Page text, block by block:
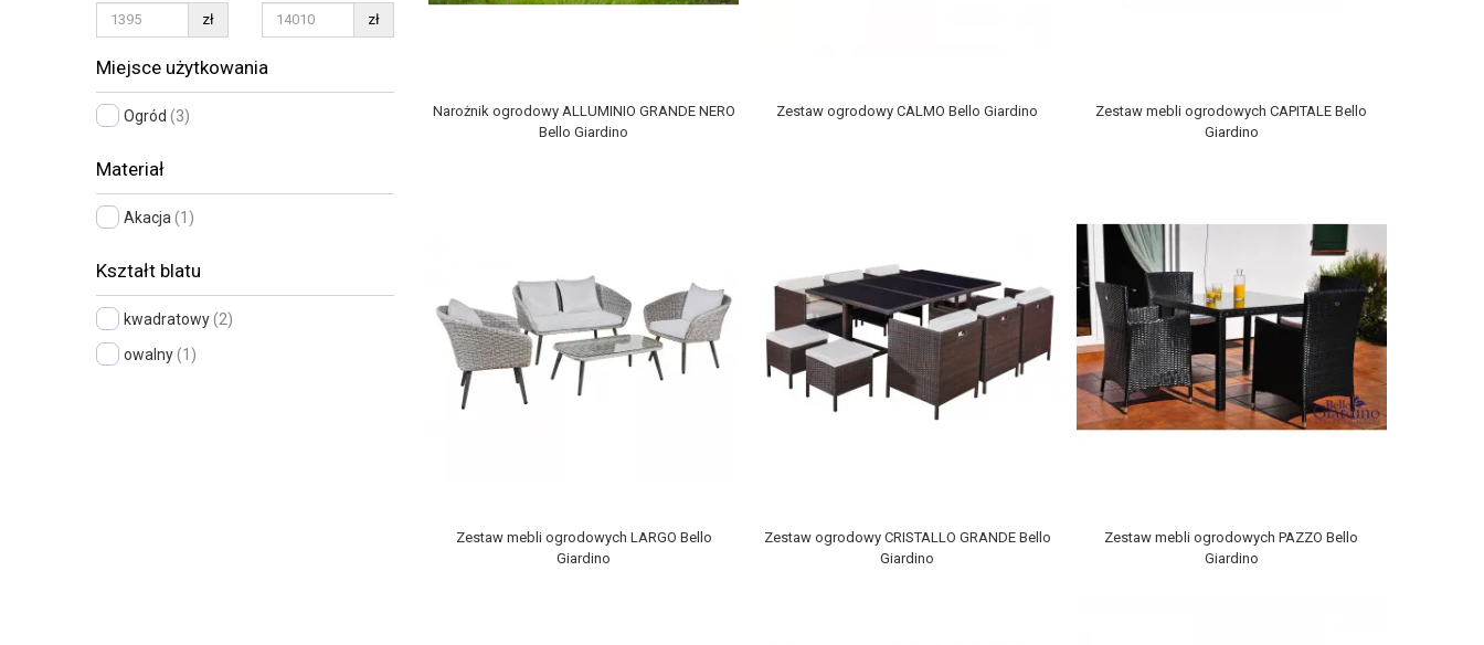
zł zł
Miejsce użytkowania
Ogród (3)
Materiał
Akacja (1)
Kształt blatu
kwadratowy(2)
owalny(1)
Narożnik ogrodowy ALLUMINIO GRANDE NERO
Bello Giardino
Zestaw ogrodowy CALMO Bello Giardino
Zestaw mebli ogrodowych CAPITALE Bello
Giardino
Zestaw mebli ogrodowych LARGO Bello
Giardino
Zestaw ogrodowy CRISTALLO GRANDE Bello
Giardino
Zestaw mebli ogrodowych PAZZO Bello
Giardino